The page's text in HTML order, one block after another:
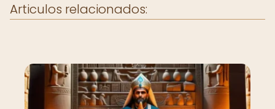
Articulos relacionados: